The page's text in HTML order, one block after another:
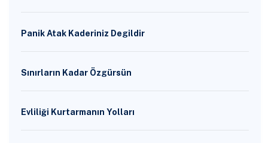
Panik Atak Kaderiniz Degildir
Sınırların Kadar Özgürsün
Evliliği Kurtarmanın Yolları